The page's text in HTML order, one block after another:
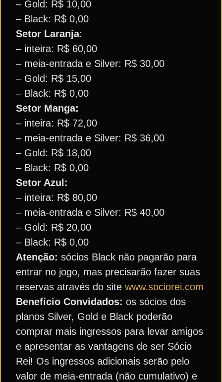
– Gold: R$ 10,00
– Black: R$ 0,00
Setor Laranja:
– inteira: R$ 60,00
– meia-entrada e Silver: R$ 30,00
– Gold: R$ 15,00
– Black: R$ 0,00
Setor Manga:
– inteira: R$ 72,00
– meia-entrada e Silver: R$ 36,00
– Gold: R$ 18,00
– Black: R$ 0,00
Setor Azul:
– inteira: R$ 80,00
– meia-entrada e Silver: R$ 40,00
– Gold: R$ 20,00
– Black: R$ 0,00
Atenção: sócios Black não pagarão para
entrar no jogo, mas precisarão fazer suas
reservas através do site www.sociorei.com
Benefício Convidados: os sócios dos
planos Silver, Gold e Black poderão
comprar mais ingressos para levar amigos
e apresentar as vantagens de ser Sócio
Rei! Os ingressos adicionais serão pelo
valor de meia-entrada (não cumulativo) e